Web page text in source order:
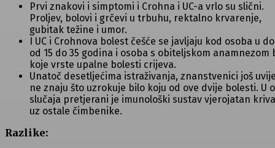
Prvi znakovi i simptomi i Crohna i UC-a vrlo su slični.
Proljev, bolovi i grčevi u trbuhu, rektalno krvarenje,
gubitak težine i umor.
I UC i Crohnova bolest češće se javljaju kod osoba u
od 15 do 35 godina i osoba s obiteljskom anamnezom
koje vrste upalne bolesti crijeva.
Unatoč desetljećima istraživanja, znanstvenici još
ne znaju što uzrokuje bilo koju od ove dvije bolesti. U
slučaja pretjerani je imunološki sustav vjerojatan
uz ostale čimbenike.
Razlike: